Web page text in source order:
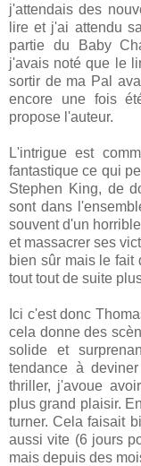
j'attendais des
lire et j'ai attendu
partie du Baby
j'avais noté que le
sortir de ma Pal
encore une fois
propose l'auteur.
L'intrigue est
fantastique ce qui
Stephen King, de
sont dans
souvent d'un
et massacrer ses
bien sûr mais le fait
tout tout de suite
Ici c'est donc
cela donne des
solide et
tendance à
thriller, j'avoue
plus grand plaisir.
turner. Cela faisait
aussi vite (6 jours
mais depuis des